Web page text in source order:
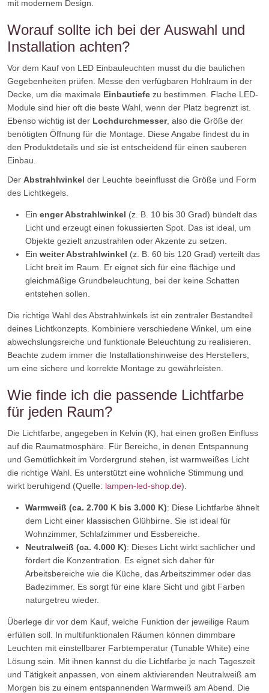
mit modernem Design.
Worauf sollte ich bei der Auswahl und
Installation achten?
Vor dem Kauf von LED Einbauleuchten musst du die baulichen
Gegebenheiten prüfen. Messe den verfügbaren Hohlraum in der
Decke, um die maximale Einbautiefe zu bestimmen. Flache LED-
Module sind hier oft die beste Wahl, wenn der Platz begrenzt ist.
Ebenso wichtig ist der Lochdurchmesser, also die Größe der
benötigten Öffnung für die Montage. Diese Angabe findest du in
den Produktdetails und sie ist entscheidend für einen sauberen
Einbau.
Der Abstrahlwinkel der Leuchte beeinflusst die Größe und Form
des Lichtkegels.
Ein enger Abstrahlwinkel (z. B. 10 bis 30 Grad) bündelt das
Licht und erzeugt einen fokussierten Spot. Das ist ideal, um
Objekte gezielt anzustrahlen oder Akzente zu setzen.
Ein weiter Abstrahlwinkel (z. B. 60 bis 120 Grad) verteilt das
Licht breit im Raum. Er eignet sich für eine flächige und
gleichmäßige Grundbeleuchtung, bei der keine Schatten
entstehen sollen.
Die richtige Wahl des Abstrahlwinkels ist ein zentraler Bestandteil
deines Lichtkonzepts. Kombiniere verschiedene Winkel, um eine
abwechslungsreiche und funktionale Beleuchtung zu realisieren.
Beachte zudem immer die Installationshinweise des Herstellers,
um eine sichere und korrekte Montage zu gewährleisten.
Wie finde ich die passende Lichtfarbe
für jeden Raum?
Die Lichtfarbe, angegeben in Kelvin (K), hat einen großen Einfluss
auf die Raumatmosphäre. Für Bereiche, in denen Entspannung
und Gemütlichkeit im Vordergrund stehen, ist warmweißes Licht
die richtige Wahl. Es unterstützt eine wohnliche Stimmung und
wirkt beruhigend (Quelle: lampen-led-shop.de).
Warmweiß (ca. 2.700 K bis 3.000 K): Diese Lichtfarbe ähnelt
dem Licht einer klassischen Glühbirne. Sie ist ideal für
Wohnzimmer, Schlafzimmer und Essbereiche.
Neutralweiß (ca. 4.000 K): Dieses Licht wirkt sachlicher und
fördert die Konzentration. Es eignet sich daher für
Arbeitsbereiche wie die Küche, das Arbeitszimmer oder das
Badezimmer. Es sorgt für eine klare Sicht und gibt Farben
naturgetreu wieder.
Überlege dir vor dem Kauf, welche Funktion der jeweilige Raum
erfüllen soll. In multifunktionalen Räumen können dimmbare
Leuchten mit einstellbarer Farbtemperatur (Tunable White) eine
Lösung sein. Mit ihnen kannst du die Lichtfarbe je nach Tageszeit
und Tätigkeit anpassen, von einem aktivierenden Neutralweiß am
Morgen bis zu einem entspannenden Warmweiß am Abend. Die